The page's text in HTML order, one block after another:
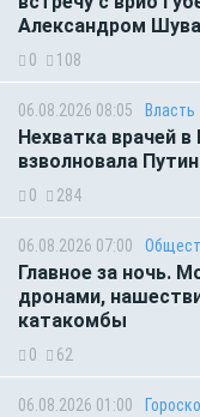
Александром
0 108
06.08.2026 08:05 Власть
Нехватка врачей
взволновала
0 284
06.08.2026 07:00
Главное за ночь.
дронами,
катакомбы
0 62
06.08.2026 01:00